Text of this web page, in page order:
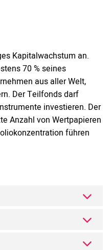
Kapitalwachstum an.
70 % seines
aus aller Welt,
Der Teilfonds darf
investieren. Der
Anzahl von Wertpapieren
führen